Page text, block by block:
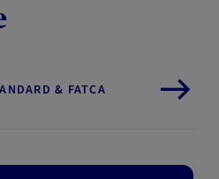
& FATCA